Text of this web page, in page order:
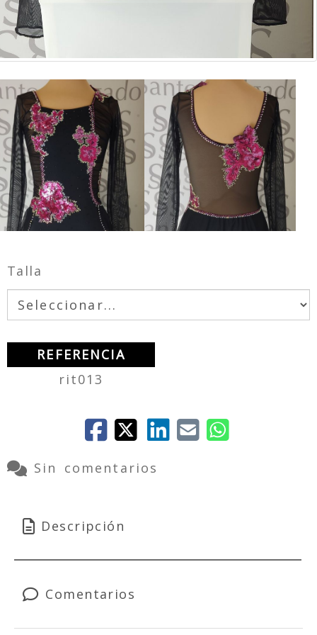
Talla
REFERENCIA
rit013
Sin comentarios
Descripción
Comentarios